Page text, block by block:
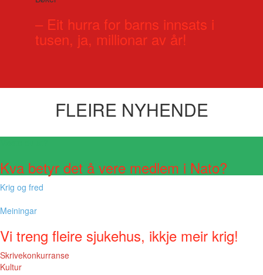
– Eit hurra for barns innsats i
tusen, ja, millionar av år!
FLEIRE NYHENDE
Kva betyr det å vere medlem i Nato?
Krig og fred
Meiningar
Vi treng fleire sjukehus, ikkje meir krig!
Skrivekonkurranse
Kultur